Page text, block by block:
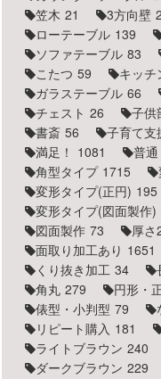
笠木 21 3方向壁
ローテーブル 139
ソファテーブル 83
こたつ 59 キッチ
ガラステーブル 66
チェスト 26 子供
書斎 56 子育て支
満足！ 1081 普通
角型タイプ 1715
変形タイプ(正円) 195
変形タイプ(図面製作)
図面製作 73 厚さ
面取り加工あり 1651
くり抜き加工 34
角丸 279 円形・
俵型・小判型 79
リピート購入 181
ライトブラウン 240
ダークブラウン 229